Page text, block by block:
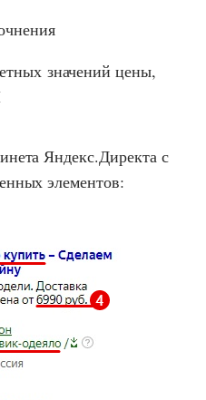
значений цены,
Яндекс.Директа с
элементов: